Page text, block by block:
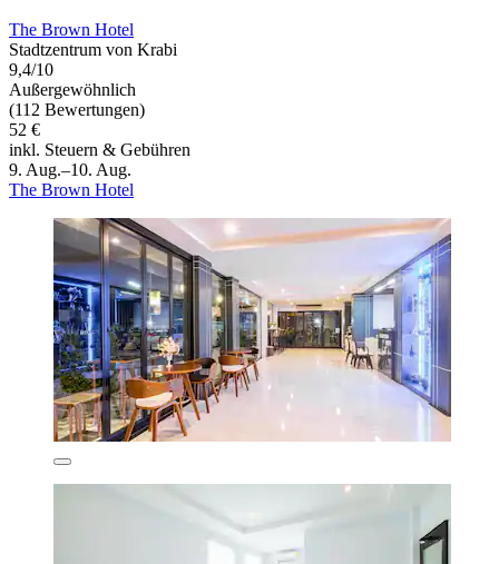
The Brown Hotel
Stadtzentrum von Krabi
9,4/10
Außergewöhnlich
(112 Bewertungen)
52 €
inkl. Steuern & Gebühren
9. Aug.–10. Aug.
The Brown Hotel